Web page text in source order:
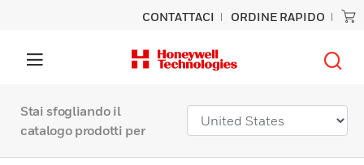
CONTATTACI ORDINE RAPIDO
Stai sfogliando il
catalogo prodotti per